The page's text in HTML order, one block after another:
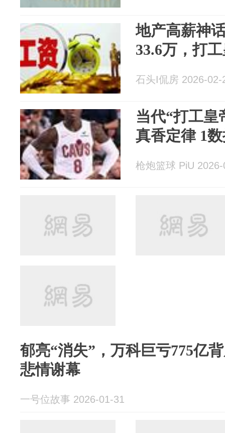
地产高薪神
33.6万，打
石头I侃房 2026-02-
当代“打工皇
真香定律 1
枪炮篮球 PiU
郁亮“消失”，万科巨亏775亿
悲情谢幕
一号位故事 2026-01-31